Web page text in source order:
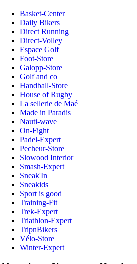
Basket-Center
Daily Bikers
Direct Running
Direct-Volley
Espace Golf
Foot-Store
Galopp-Store
Golf and co
Handball-Store
House of Rugby
La sellerie de Maé
Made in Paradis
Nauti-wave
On-Fight
Padel-Expert
Pecheur-Store
Slowood Interior
Smash-Expert
Sneak'In
Sneakids
Sport is good
Training-Fit
Trek-Expert
Triathlon-Expert
TripnBikers
Vélo-Store
Winter-Expert